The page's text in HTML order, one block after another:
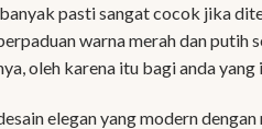
pasti sangat cocok jika
warna merah dan
oleh karena itu bagi anda
elegan yang modern